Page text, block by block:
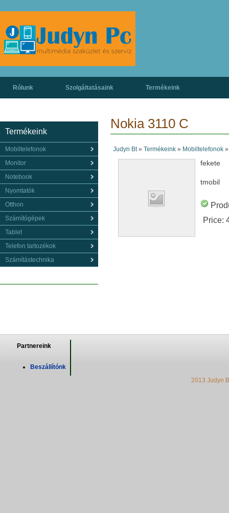
Rólunk Szolgáltatásaink Termékeink
Nokia 3110 C
Judyn Bt» Termékeink» Mobiltelefonok
fekete
tmobil
Price:
Termékeink
Mobiltelefonok
Monitor
Notebook
Nyomtatók
Otthon
Számítógépek
Tablet
Telefon tartozékok
Számítástechnika
Partnereink
Beszállítónk
2013 Judyn